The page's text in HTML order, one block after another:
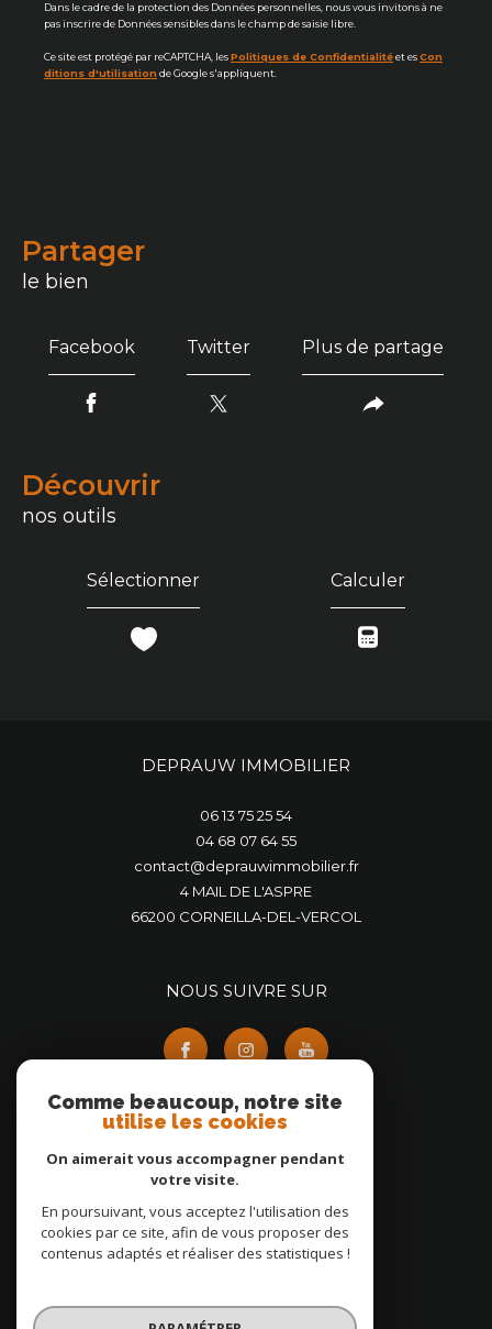
Dans le cadre de la protection des Données personnelles, nous vous invitons à ne
pas inscrire de Données sensibles dans le champ de saisie libre.
Ce site est protégé par reCAPTCHA, lesPolitiques de Confidentialitéet esCon
ditions d'utilisation de Google s'appliquent.
partager
le bien
Facebook Twitter Plus de partage
découvrir
nos outils
Sélectionner Calculer
DEPRAUW IMMOBILIER
06 13 75 25 54
04 68 07 64 55
contact@deprauwimmobilier.fr
4 MAIL DE L'ASPRE
66200
CORNEILLA-DEL-VERCOL
NOUS SUIVRE SUR
ADHÉRENTS
Comme beaucoup, notre site
utilise les cookies
On aimerait vous accompagner pendant
votre visite.
En poursuivant, vous acceptez l'utilisation des
cookies par ce site, afin de vous proposer des
contenus adaptés et réaliser des statistiques !